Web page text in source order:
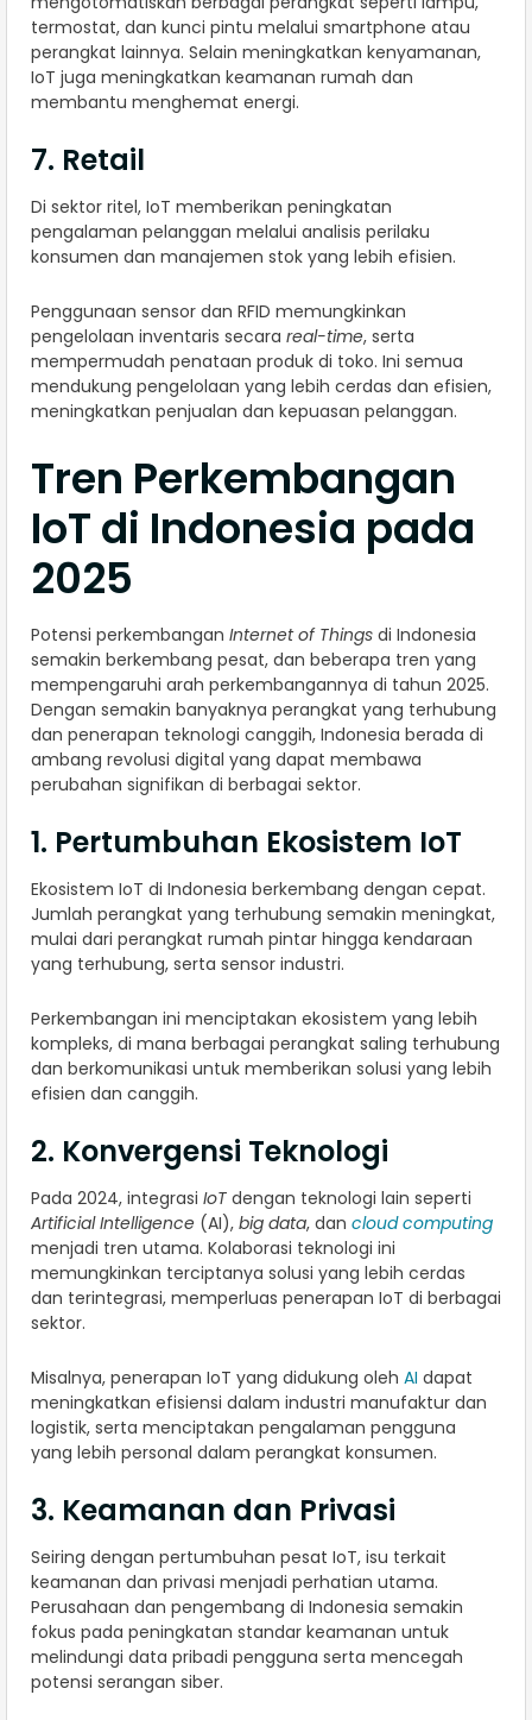
termostat, dan kunci pintu melalui smartphone atau
perangkat lainnya. Selain meningkatkan kenyamanan,
IoT juga meningkatkan keamanan rumah dan
membantu menghemat energi.
7. Retail
Di sektor ritel, IoT memberikan peningkatan
pengalaman pelanggan melalui analisis perilaku
konsumen dan manajemen stok yang lebih efisien.
Penggunaan sensor dan RFID memungkinkan
pengelolaan inventaris secara real-time, serta
mempermudah penataan produk di toko. Ini semua
mendukung pengelolaan yang lebih cerdas dan efisien,
meningkatkan penjualan dan kepuasan pelanggan.
Tren Perkembangan
IoT di Indonesia pada
2025
Potensi perkembangan Internet of Things di Indonesia
semakin berkembang pesat, dan beberapa tren yang
mempengaruhi arah perkembangannya di tahun 2025.
Dengan semakin banyaknya perangkat yang terhubung
dan penerapan teknologi canggih, Indonesia berada di
ambang revolusi digital yang dapat membawa
perubahan signifikan di berbagai sektor.
1. Pertumbuhan Ekosistem IoT
Ekosistem IoT di Indonesia berkembang dengan cepat.
Jumlah perangkat yang terhubung semakin meningkat,
mulai dari perangkat rumah pintar hingga kendaraan
yang terhubung, serta sensor industri.
Perkembangan ini menciptakan ekosistem yang lebih
kompleks, di mana berbagai perangkat saling terhubung
dan berkomunikasi untuk memberikan solusi yang lebih
efisien dan canggih.
2. Konvergensi Teknologi
Pada 2024, integrasi IoT dengan teknologi lain seperti
Artificial Intelligence (AI), big data, dan cloud computing
menjadi tren utama. Kolaborasi teknologi ini
memungkinkan terciptanya solusi yang lebih cerdas
dan terintegrasi, memperluas penerapan IoT di berbagai
sektor.
Misalnya, penerapan IoT yang didukung oleh AI dapat
meningkatkan efisiensi dalam industri manufaktur dan
logistik, serta menciptakan pengalaman pengguna
yang lebih personal dalam perangkat konsumen.
3. Keamanan dan Privasi
Seiring dengan pertumbuhan pesat IoT, isu terkait
keamanan dan privasi menjadi perhatian utama.
Perusahaan dan pengembang di Indonesia semakin
fokus pada peningkatan standar keamanan untuk
melindungi data pribadi pengguna serta mencegah
potensi serangan siber.